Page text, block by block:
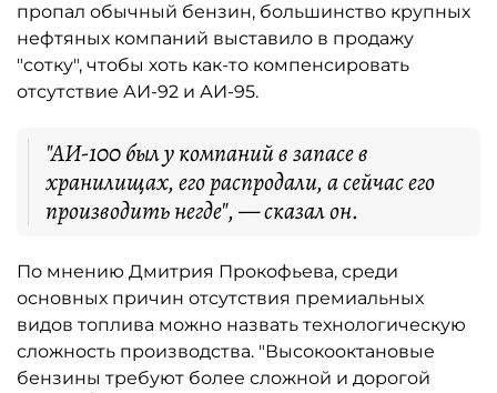
пропал обычный бензин, большинство крупных
нефтяных компаний выставило в продажу
"сотку", чтобы хоть как-то компенсировать
отсутствие АИ-92 и АИ-95.
"АИ-100 был у компаний в запасе в
хранилищах, его распродали, а сейчас его
производить негде", — сказал он.
По мнению Дмитрия Прокофьева, среди
основных причин отсутствия премиальных
видов топлива можно назвать технологическую
сложность производства. "Высокооктановые
бензины требуют более сложной и дорогой